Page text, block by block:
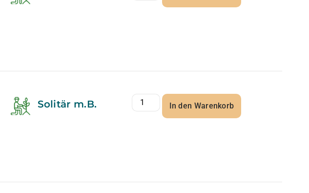
Solitär m.B. In den Warenkorb